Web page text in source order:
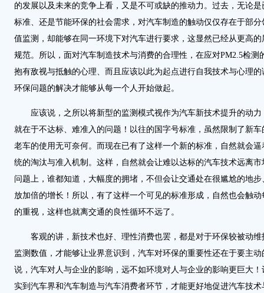
的发展以及未来的竞争上看，又是不可或缺的推动力。过去，无论
标准、还是节能环保的社会需求，对汽车制造的触动仅仅存在于部
值监测，却能够在同一环境下对汽车进行要求，这显然已经从更高
规范。所以，面对汽车制造技术与消费的合理性，在应对PM2.5检测
抱有敌视与抵触的心理、而且应该以此为起点进行自我技术与心理
环保问题的解决才能够从每一个人开始做起。
应该说，之所以将新型的监测模式视作为汽车新技术提升的动
就在于不达标、难准入的问题！以往的国字号标准，虽然限制了新
老车的使用无可奈何。而现在已有了这样一个新的标准，自然就会
统的淘汰与准入机制。这样，自然就会让难以达标的汽车技术远离
问题上，谁都知道，大幅度的拥堵，不但会让交通处在很尴尬的地
放加倍的增长！所以，有了这样一个可见的标准形成，自然也会触
的重视，这样也就离交通的良性循环不远了。
客观的讲，新技术也好、理性消费也罢，都是对于环保较被动
监测数值，才能够让业界意识到，汽车对环保的重要性还在于要主
说，汽车对人与企业的影响，远不如环境对人与企业的影响更巨大
实到汽车界和汽车制造与汽车消费者环节，才能更好地促进汽车技